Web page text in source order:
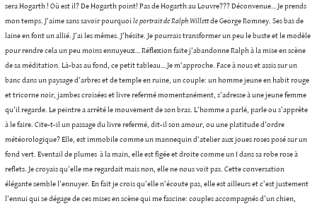
sera Hogarth ! Où est il? De Hogarth point! Pas de Hogarth au Louvre??? Déconvenue… Je prends
mon temps. J’aime sans savoir pourquoile portrait de Ralph Willettde George Romney. Ses bas de
laine en font un allié. J’ai les mêmes. J’hésite. Je pourrais transformer un peu le buste et le modèle
pour rendre cela un peu moins ennuyeux… Réflexion faite j’abandonne Ralph à la mise en scène
de sa méditation. Là-bas au fond, ce petit tableau… Je m‘approche. Face à nous et assis sur un
banc dans un paysage d’arbres et de temple en ruine, un couple: un homme jeune en habit rouge
et tricorne noir, jambes croisées et livre refermé momentanément, s’adresse à une jeune femme
qu’il regarde. Le peintre a arrêté le mouvement de son bras. L’homme a parlé, parle ou s’apprête
à le faire. Cite-t-il un passage du livre refermé, dit-il son amour, ou une platitude d’ordre
météorologique? Elle, est immobile comme un mannequin d’atelier aux joues roses posé sur un
fond vert. Eventail de plumes à la main, elle est figée et droite comme un I dans sa robe rose à
reflets. Je croyais qu’elle me regardait mais non, elle ne nous voit pas. Cette conversation
élégante semble l’ennuyer. En fait je crois qu’elle n’écoute pas, elle est ailleurs et c’est justement
l’ennui qui se dégage de ces mises en scène qui me fascine: couples accompagnés d’un chien,